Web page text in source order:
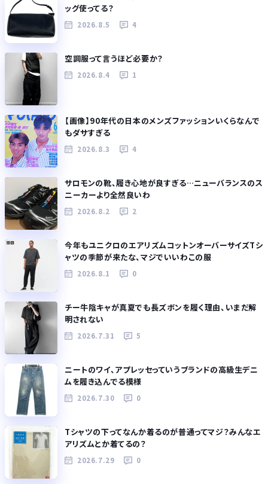
ッグ使ってる？
2026.8.5 4
空調服って言うほど必要か？
2026.8.4 1
【画像】90年代の日本のメンズファッションいくらなんで
もダサすぎる
2026.8.3 4
サロモンの靴、履き心地が良すぎる…ニューバランスのス
ニーカーより全然良いわ
2026.8.2 2
今年もユニクロのエアリズムコットンオーバーサイズTシ
ャツの季節が来たな、マジでいいわこの服
2026.8.1 0
チー牛陰キャが真夏でも長ズボンを履く理由、いまだ解
明されない
2026.7.31 5
ニートのワイ、アプレッセっていうブランドの高級生デニ
ムを履き込んでる模様
2026.7.30 0
Tシャツの下ってなんか着るのが普通ってマジ？みんなエ
アリズムとか着てるの？
2026.7.29 0